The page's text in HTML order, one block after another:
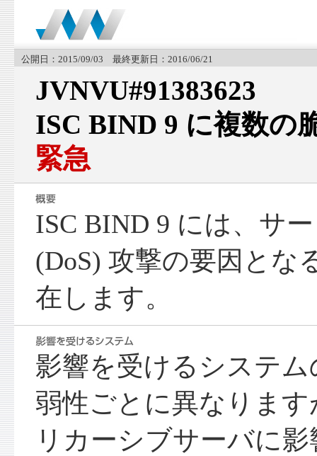
公開日：2015/09/03 最終更新日：2016/06/21
JVNVU#91383623
ISC BIND 9 に複数の
緊急
ISC BIND 9 には、サ
(DoS) 攻撃の要因とな
在します。
影響を受けるシステ
弱性ごとに異なりま
リカーシブサーバに